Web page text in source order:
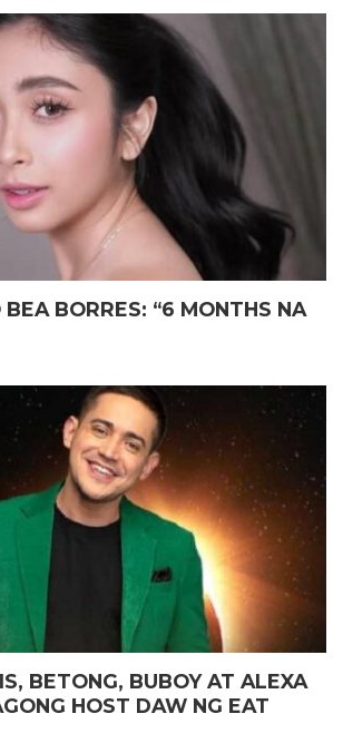
BORRES: “6 MONTHS NA
BETONG, BUBOY AT ALEXA
HOST DAW NG EAT